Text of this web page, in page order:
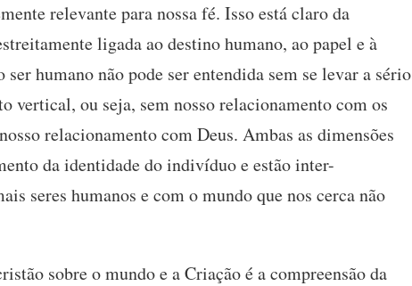
relevante para nossa fé. Isso está claro da
ligada ao destino humano, ao papel e à
humano não pode ser entendida sem se levar a sério
vertical, ou seja, sem nosso relacionamento com os
relacionamento com Deus. Ambas as dimensões
da identidade do indivíduo e estão inter-
seres humanos e com o mundo que nos cerca não
sobre o mundo e a Criação é a compreensão da